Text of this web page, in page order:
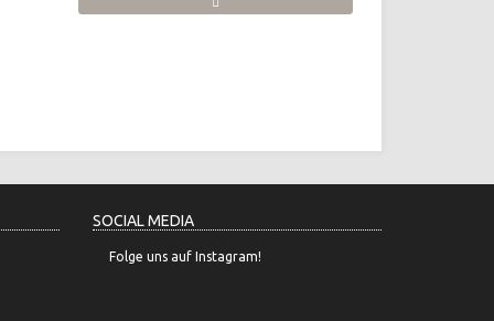
SOCIAL MEDIA
Folge uns auf Instagram!